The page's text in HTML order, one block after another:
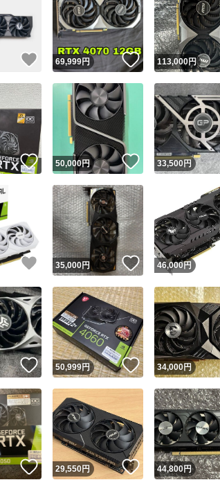
ユーザー
Yahoo!フリマが定めた一定の基準を満た
安心取引出品者
安心取引出品者 Yahoo!フリマの
取引実績
取引実績◯+ このユーザーは
他フリマ実績◯+ このユーザーは
スピード&安心発送
※このバッジは実績に基づく表示であり、発送を
スピード＆安心発送
このユーザーは
ます
スピード発送 このユーザーは
安心発送 このユーザーは
この商品の
商品画像の無断転載は禁止されて
コピーは1商品につき1回
出
キ
いいね！
69,999円 いいね！
113,000円
いいね！
50,000円 いいね！
33,500円
いいね！
35,000円 いいね！
46,000円
いいね！
50,999円 いいね！
34,000円
いいね！
29,550円 いいね！
44,800円